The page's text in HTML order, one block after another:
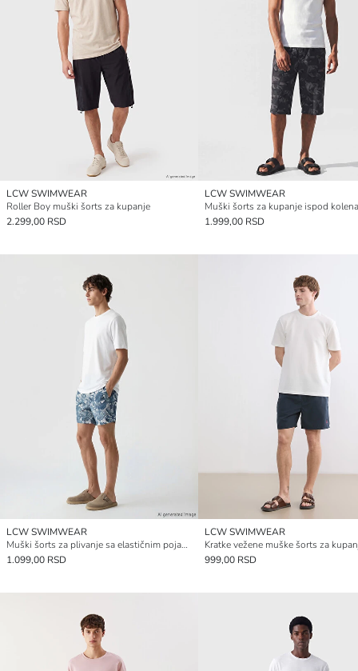
LCW SWIMWEAR
Roller Boy muški šorts za kupanje
2.299,00 RSD
LCW SWIMWEAR
1.999,00 RSD
LCW SWIMWEAR
Muški šorts za plivanje sa elastičnim pojasom
1.099,00 RSD
LCW SWIMWEAR
Kratke vežene muške šorts za
999,00 RSD